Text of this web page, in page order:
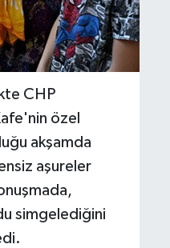
CHP
özel
akşamda
aşureler
simgelediğini